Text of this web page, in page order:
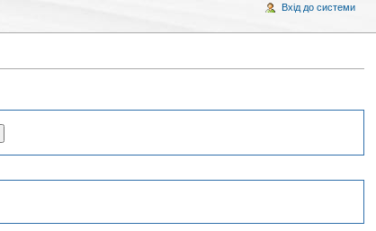
Вхід до системи